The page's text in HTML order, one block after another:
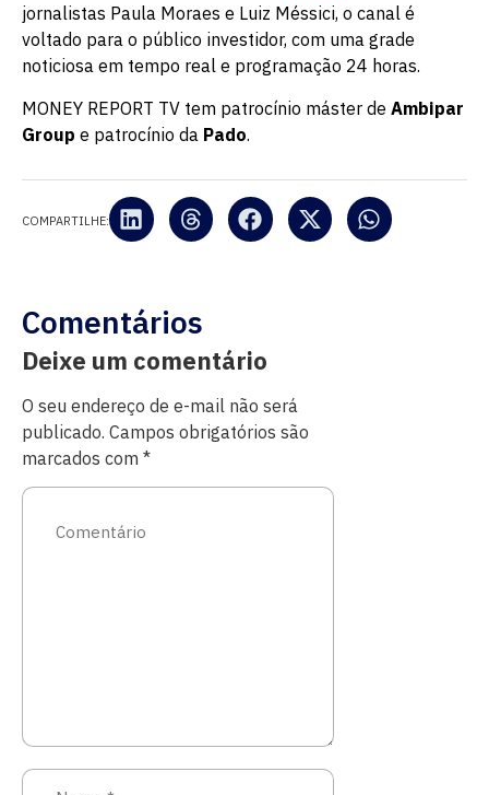
jornalistas Paula Moraes e Luiz Méssici, o canal é
voltado para o público investidor, com uma grade
noticiosa em tempo real e programação 24 horas.
MONEY REPORT TV tem patrocínio máster de Ambipar
Group e patrocínio da Pado.
COMPARTILHE:
Comentários
Deixe um comentário
O seu endereço de e-mail não será
publicado. Campos obrigatórios são
marcados com *